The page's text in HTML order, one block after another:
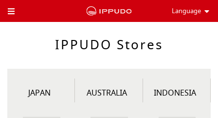
Toggle Header Menu Language
IPPUDO Stores
JAPAN AUSTRALIA INDONESIA